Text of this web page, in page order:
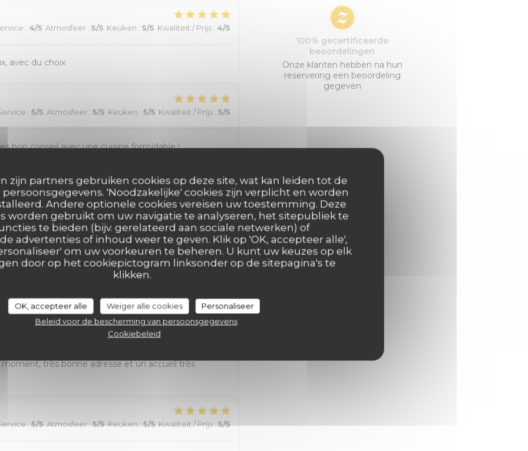
zijn partners gebruiken cookies op deze site, wat kan leiden tot de
'Noodzakelijke' cookies zijn verplicht en worden
Andere optionele cookies vereisen uw toestemming. Deze
worden gebruikt om uw navigatie te analyseren, het sitepubliek te
te bieden (bijv. gerelateerd aan sociale netwerken) of
advertenties of inhoud weer te geven. Klik op 'OK, accepteer alle',
om uw voorkeuren te beheren. U kunt uw keuzes op elk
door op het cookiepictogram linksonder op de sitepagina's te
klikken.
OK, accepteer alle Weiger alle cookies
Personaliseer
Beleid voor de bescherming van persoonsgegevens
Cookiebeleid
: 4/5 Atmosfeer : 5/5 Keuken : 5/5 Kwaliteit / Prijs : 4/5
avec du choix
: 5/5 Atmosfeer : 5/5 Keuken : 5/5 Kwaliteit / Prijs : 5/5
bon conseil avec une cuisine formidable !
:5/5 Atmosfeer: 5/5 Keuken:5/5 Kwaliteit / Prijs:5 /5
: 4/5 Atmosfeer: 4/5 Keuken: 5/5 Kwaliteit / Prijs : 5/5
de choisir. Tout était excellent !!
Keuken 5 /5 Kwaliteit / Prijs:
très bonne adresse et un accueil très
:5/5 Atmosfeer:5/5 Keuken:5/5 Kwaliteit / Prijs:5/5
100% gecertificeerde
beoordelingen
Onze klanten hebben na hun
reservering een beoordeling
gegeven